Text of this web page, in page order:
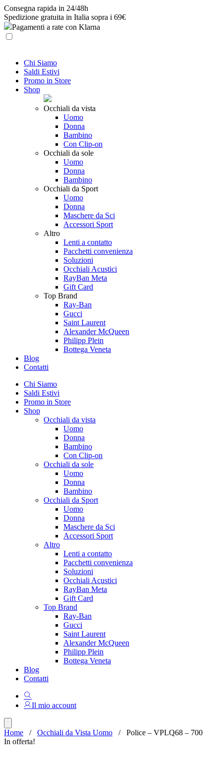
Skip
to
content
Consegna rapida in 24/48h
Spedizione gratuita in Italia sopra i 69€
Pagamenti a rate con Klarna
Chi Siamo
Saldi Estivi
Promo in Store
Shop
Occhiali da vista
Uomo
Donna
Bambino
Con Clip-on
Occhiali da sole
Uomo
Donna
Bambino
Occhiali da Sport
Uomo
Donna
Maschere da Sci
Accessori Sport
Altro
Lenti a contatto
Pacchetti convenienza
Soluzioni
Occhiali Acustici
RayBan Meta
Gift Card
Top Brand
Ray-Ban
Gucci
Saint Laurent
Alexander McQueen
Philipp Plein
Bottega Veneta
Blog
Contatti
Chi Siamo
Saldi Estivi
Promo in Store
Shop
Occhiali da vista
Uomo
Donna
Bambino
Con Clip-on
Occhiali da sole
Uomo
Donna
Bambino
Occhiali da Sport
Uomo
Donna
Maschere da Sci
Accessori Sport
Altro
Lenti a contatto
Pacchetti convenienza
Soluzioni
Occhiali Acustici
RayBan Meta
Gift Card
Top Brand
Ray-Ban
Gucci
Saint Laurent
Alexander McQueen
Philipp Plein
Bottega Veneta
Blog
Contatti
Il mio account
Home / Occhiali da Vista Uomo / Police – VPLQ68 – 700
In offerta!